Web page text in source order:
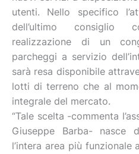
utenti. Nello specifico
dell’ultimo consiglio
realizzazione di un
parcheggi a servizio
sarà resa disponibile
lotti di terreno che al
integrale del mercato.
“Tale scelta -commenta
Giuseppe Barba- nasce
l’intera area più funzionale